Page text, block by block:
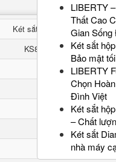
Két sắt KS80D Brown-Series
KS80D Brown - Series E
70kg ±
Cao 540 * Rộng
Cao 340 * Rộng
Cao 35 * Rộng 250
An Toàn
LIBERTY
Thất Cao
Gian
Két sắt
Bảo mật
LIBERTY
Chọn
Đình Việt
Két sắt
– Chất
Két sắt
nhà máy